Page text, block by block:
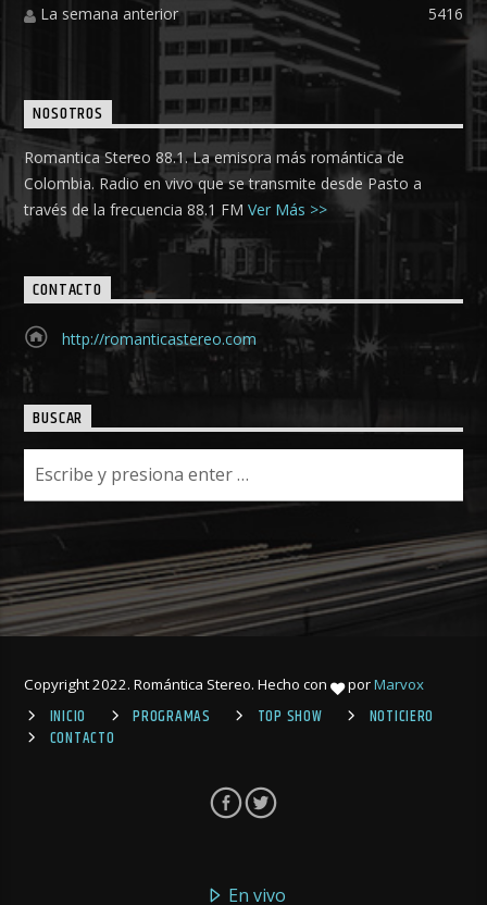
En vivo
5416
La semana anterior
NOSOTROS
Romantica Stereo 88.1. La emisora más romántica de
Colombia. Radio en vivo que se transmite desde Pasto a
través de la frecuencia 88.1 FMVer Más >>
CONTACTO
http://romanticastereo.com
BUSCAR
Copyright 2022. Romántica Stereo. Hecho con porMarvox
INICIO PROGRAMAS TOP SHOW
NOTICIERO
CONTACTO